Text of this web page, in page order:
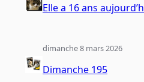
Elle a 16 ans
Dimanche 195
dimanche 8 mars 2026